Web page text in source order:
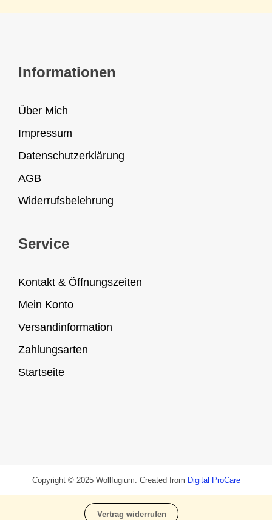
Informationen
Über Mich
Impressum
Datenschutzerklärung
AGB
Widerrufsbelehrung
Service
Kontakt & Öffnungszeiten
Mein Konto
Versandinformation
Zahlungsarten
Startseite
Copyright © 2025 Wollfugium. Created from Digital ProCare
Vertrag widerrufen